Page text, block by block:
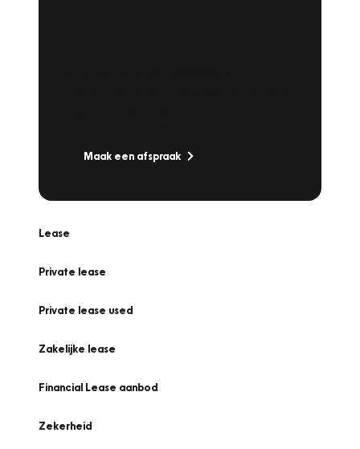
Maak een afspraak
Lease
Private lease
Private lease used
Zakelijke lease
Financial Lease aanbod
Zekerheid